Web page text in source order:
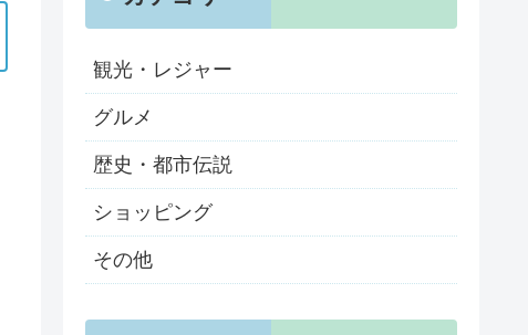
観光・レジャー
グルメ
歴史・都市伝説
ショッピング
その他